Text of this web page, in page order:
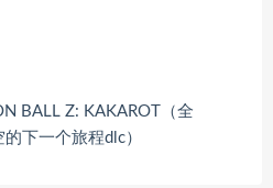
BALL Z: KAKAROT（全
下一个旅程dlc）